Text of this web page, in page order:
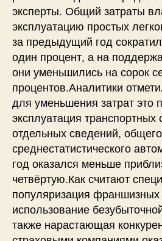
эксперты. Общий затраты
эксплуатацию простых
за предыдущий год
один процент, а на
они уменьшились на сорок
процентов.Аналитики
для уменьшения затрат
эксплуатация
отдельных сведений,
среднестатистического
год оказался меньше
четвёртую.Как считают
популяризация франшизных
использование
также нарастающая